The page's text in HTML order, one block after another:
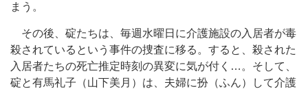
まう。
その後、碇たちは、毎週水曜日に介護施設の入居者が毒
殺されているという事件の捜査に移る。すると、殺された
入居者たちの死亡推定時刻の異変に気が付く…。そして、
碇と有馬礼子（山下美月）は、夫婦に扮（ふん）して介護